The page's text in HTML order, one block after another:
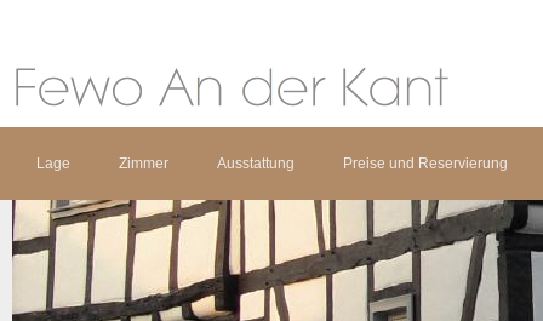
Lage Zimmer Ausstattung Preise und Reservierung